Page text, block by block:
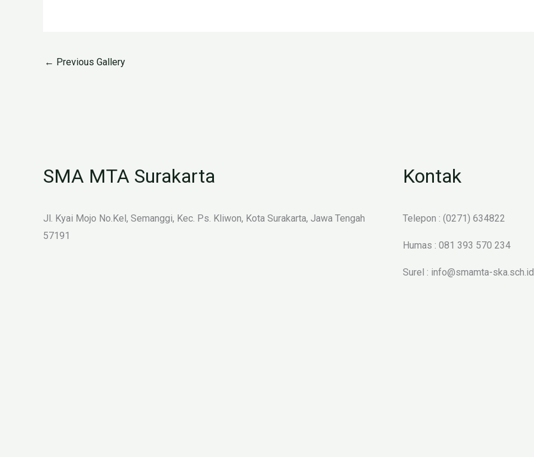
← Previous Gallery
SMA MTA Surakarta
Jl. Kyai Mojo No.Kel, Semanggi, Kec. Ps. Kliwon, Kota Surakarta, Jawa Tengah
57191
Kontak
Telepon : (0271) 634822
Humas : 081 393 570 234
Surel : info@smamta-ska.sch.id